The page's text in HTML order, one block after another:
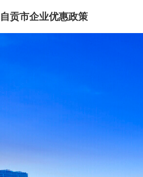
自贡市企业优惠政策